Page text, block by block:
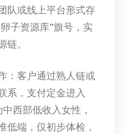
队或线上平台形式存
子资源库”旗号，实
。
：客户通过熟人链或
系，支付定金进入
西部低收入女性，
端，仅初步体检，